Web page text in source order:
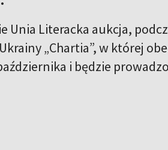
Unia Literacka aukcja,
„Chartia”, w której
i będzie